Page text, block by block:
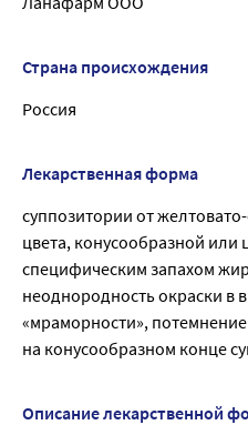
Страна происхождения
Россия
Лекарственная форма
суппозитории от
цвета, конусообразной
специфическим запахом
неоднородность окраски в
«мраморности»,
на конусообразном конце
Описание лекарственной